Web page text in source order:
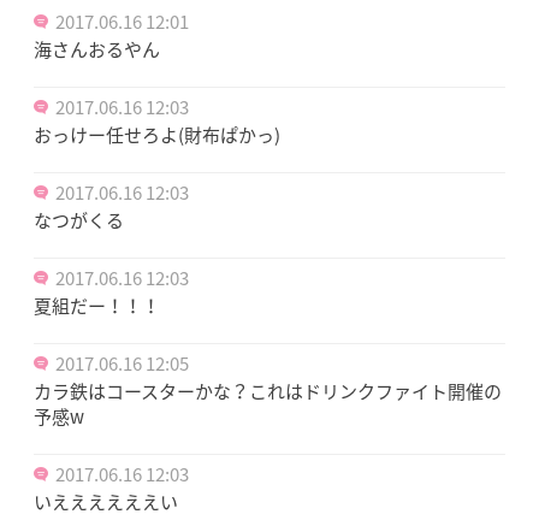
2017.06.16 12:01
海さんおるやん
2017.06.16 12:03
おっけー任せろよ(財布ぱかっ)
2017.06.16 12:03
なつがくる
2017.06.16 12:03
夏組だー！！！
2017.06.16 12:05
カラ鉄はコースターかな？これはドリンクファイト開催の
予感w
2017.06.16 12:03
いええええええい